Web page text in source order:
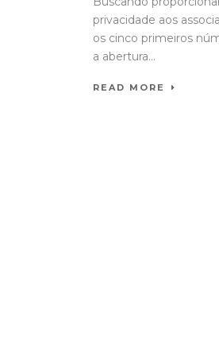
privacidade aos
os cinco primeiros
a abertura...
READ MORE